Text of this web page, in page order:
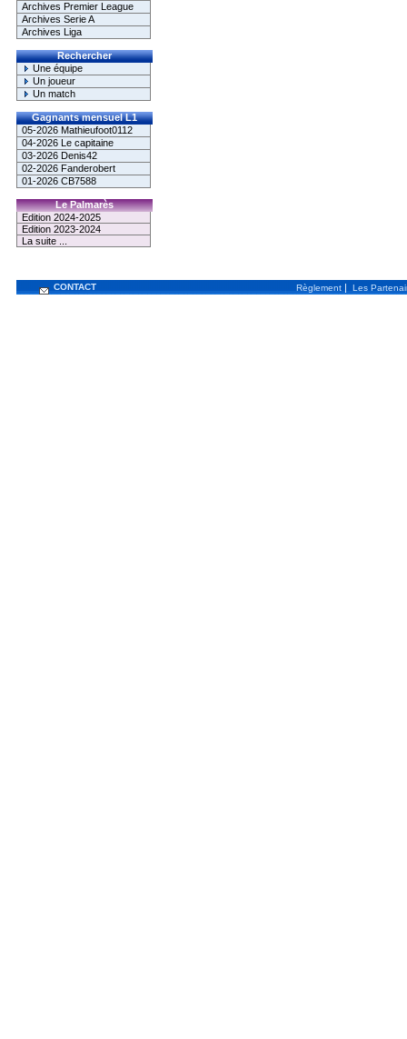
Archives Premier League
Archives Serie A
Archives Liga
Rechercher
Une équipe
Un joueur
Un match
Gagnants mensuel L1
05-2026 Mathieufoot0112
04-2026 Le capitaine
03-2026 Denis42
02-2026 Fanderobert
01-2026 CB7588
Le Palmarès
Edition 2024-2025
Edition 2023-2024
La suite ...
CONTACT Règlement | Les